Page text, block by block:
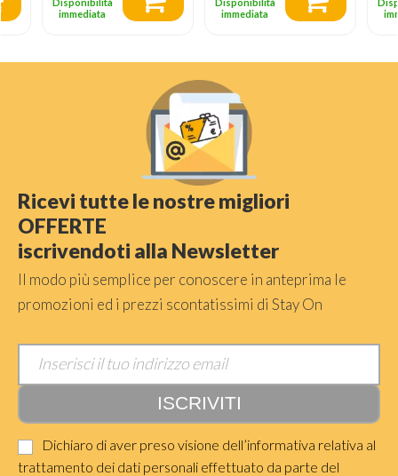
Disponibilità
immediata
Disponibilità
immediata
Ricevi tutte le nostre migliori
OFFERTE
iscrivendoti alla Newsletter
Il modo più semplice per conoscere in anteprima le
promozioni ed i prezzi scontatissimi di Stay On
Dichiaro di aver preso visione dell’informativa relativa al
trattamento dei dati personali effettuato da parte del